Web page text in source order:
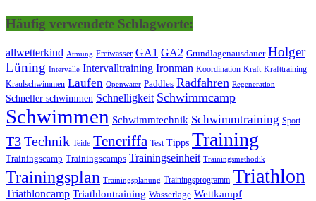
Häufig verwendete Schlagworte:
allwetterkind Atmung Freiwasser GA1 GA2 Grundlagenausdauer Holger
Lüning Intervalle Intervalltraining Ironman Koordination Kraft Krafttraining
Kraulschwimmen Laufen Openwater Paddles Radfahren Regeneration
Schneller schwimmen Schnelligkeit Schwimmcamp
Schwimmen Schwimmtechnik Schwimmtraining Sport
T3Technik Teide Teneriffa Test Tipps Training
Trainingscamp Trainingscamps Trainingseinheit Trainingsmethodik
Trainingsplan Trainingsplanung Trainingsprogramm Triathlon
Triathloncamp Triathlontraining Wasserlage Wettkampf